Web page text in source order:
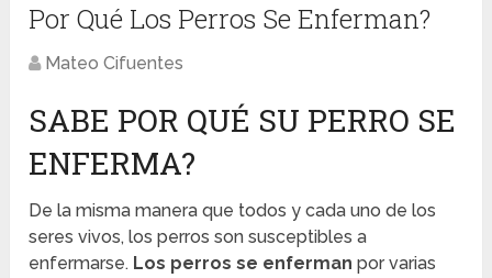
Por Qué Los Perros Se Enferman?
Mateo Cifuentes
SABE POR QUÉ SU PERRO SE
ENFERMA?
De la misma manera que todos y cada uno de los
seres vivos, los perros son susceptibles a
enfermarse. Los perros se enferman por varias